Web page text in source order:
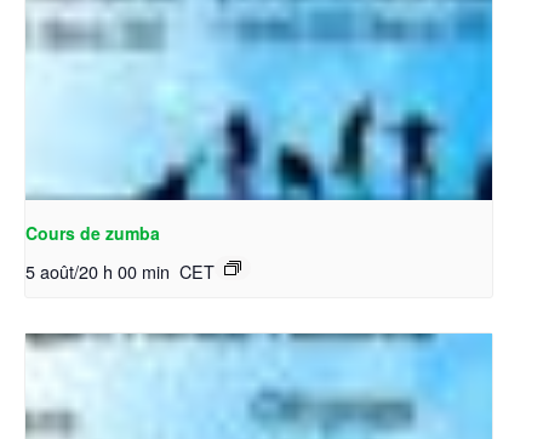
Cours de zumba
5 août/20 h 00 min CET